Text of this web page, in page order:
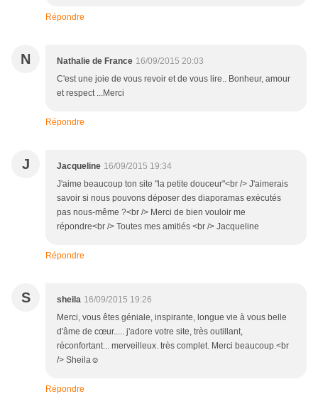
Répondre
N Nathalie de France 16/09/2015 20:03
C'est une joie de vous revoir et de vous lire.. Bonheur, amour
et respect ...Merci
Répondre
J Jacqueline 16/09/2015 19:34
J'aime beaucoup ton site "la petite douceur"<br /> J'aimerais
savoir si nous pouvons déposer des diaporamas exécutés
pas nous-même ?<br /> Merci de bien vouloir me
répondre<br /> Toutes mes amitiés <br /> Jacqueline
Répondre
S sheila 16/09/2015 19:26
Merci, vous êtes géniale, inspirante, longue vie à vous belle
d'âme de cœur..... j'adore votre site, très outillant,
réconfortant... merveilleux. très complet. Merci beaucoup.<br
/> Sheila☺
Répondre